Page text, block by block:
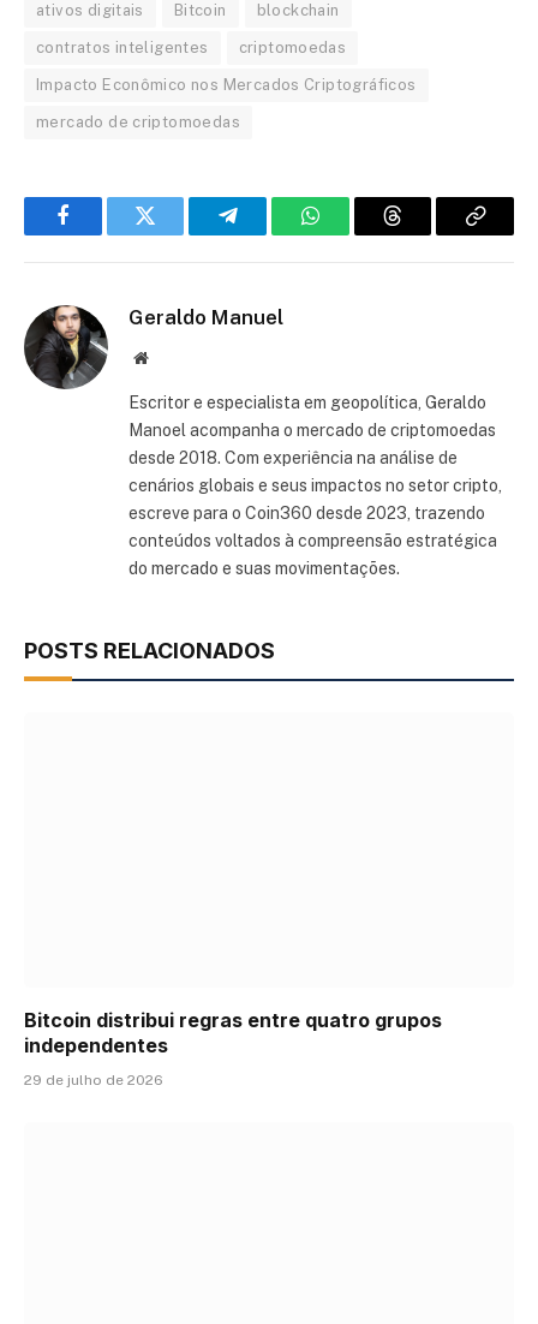
ativos digitais Bitcoin blockchain
contratos inteligentes criptomoedas
Impacto Econômico nos Mercados Criptográficos
mercado de criptomoedas
FacebookTwitter TelegramWhatsAppThreads Copiar
Geraldo Manuel
Site
Escritor e especialista em geopolítica, Geraldo
Manoel acompanha o mercado de criptomoedas
desde 2018. Com experiência na análise de
cenários globais e seus impactos no setor cripto,
escreve para o Coin360 desde 2023, trazendo
conteúdos voltados à compreensão estratégica
do mercado e suas movimentações.
POSTS RELACIONADOS
Bitcoin distribui regras entre quatro grupos
independentes
29 de julho de 2026